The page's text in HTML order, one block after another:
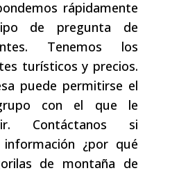
rápidamente
de pregunta de
Tenemos los
turísticos y precios.
puede permitirse el
con el que le
Contáctanos si
¿por qué
de montaña de